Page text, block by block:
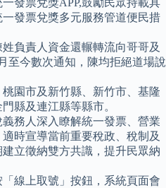
發票兌獎多元服務管道便民措
負責人資金還輾轉流向哥哥及
至今數次通知，陳均拒絕道場說
園市及新竹縣、新竹市、基隆
縣及連江縣等縣市。
務人深入瞭解統一發票、營業
時宣導當前重要稅政、稅制及
立徵納雙方共識，提升民眾納
線上取號」按鈕，系統頁面會